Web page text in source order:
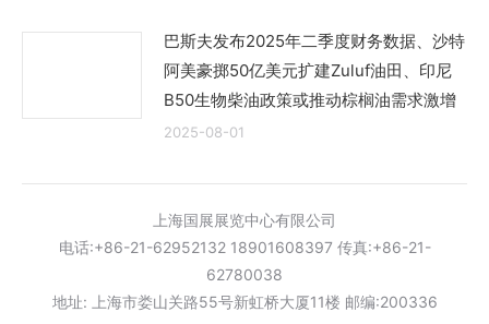
巴斯夫发布2025年二季度财务数据、沙特
阿美豪掷50亿美元扩建Zuluf油田、印尼
B50生物柴油政策或推动棕榈油需求激增
2025-08-01
上海国展展览中心有限公司
电话:+86-21-62952132 18901608397 传真:+86-21-
62780038
地址: 上海市娄山关路55号新虹桥大厦11楼 邮编:200336